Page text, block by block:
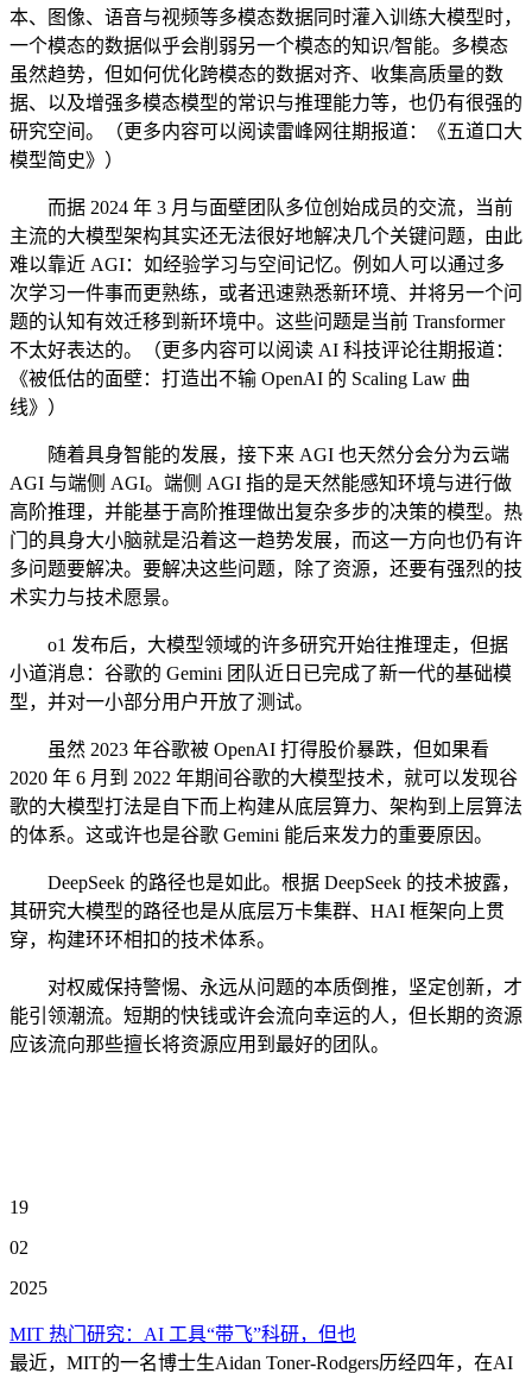
本、图像、语音与视频等多模态数据同时灌入训练大模型时，
一个模态的数据似乎会削弱另一个模态的知识/智能。多模态
虽然趋势，但如何优化跨模态的数据对齐、收集高质量的数
据、以及增强多模态模型的常识与推理能力等，也仍有很强的
研究空间。（更多内容可以阅读雷峰网往期报道：《五道口大
模型简史》）
而据 2024 年 3 月与面壁团队多位创始成员的交流，当前
主流的大模型架构其实还无法很好地解决几个关键问题，由此
难以靠近 AGI：如经验学习与空间记忆。例如人可以通过多
次学习一件事而更熟练，或者迅速熟悉新环境、并将另一个问
题的认知有效迁移到新环境中。这些问题是当前 Transformer
不太好表达的。（更多内容可以阅读 AI 科技评论往期报道：
《被低估的面壁：打造出不输 OpenAI 的 Scaling Law 曲
线》）
随着具身智能的发展，接下来 AGI 也天然分会分为云端
AGI 与端侧 AGI。端侧 AGI 指的是天然能感知环境与进行做
高阶推理，并能基于高阶推理做出复杂多步的决策的模型。热
门的具身大小脑就是沿着这一趋势发展，而这一方向也仍有许
多问题要解决。要解决这些问题，除了资源，还要有强烈的技
术实力与技术愿景。
o1 发布后，大模型领域的许多研究开始往推理走，但据
小道消息：谷歌的 Gemini 团队近日已完成了新一代的基础模
型，并对一小部分用户开放了测试。
虽然 2023 年谷歌被 OpenAI 打得股价暴跌，但如果看
2020 年 6 月到 2022 年期间谷歌的大模型技术，就可以发现谷
歌的大模型打法是自下而上构建从底层算力、架构到上层算法
的体系。这或许也是谷歌 Gemini 能后来发力的重要原因。
DeepSeek 的路径也是如此。根据 DeepSeek 的技术披露，
其研究大模型的路径也是从底层万卡集群、HAI 框架向上贯
穿，构建环环相扣的技术体系。
对权威保持警惕、永远从问题的本质倒推，坚定创新，才
能引领潮流。短期的快钱或许会流向幸运的人，但长期的资源
应该流向那些擅长将资源应用到最好的团队。
19
02
2025
MIT 热门研究：AI 工具“带飞”科研，但也
最近，MIT的一名博士生Aidan Toner-Rodgers历经四年，在AI